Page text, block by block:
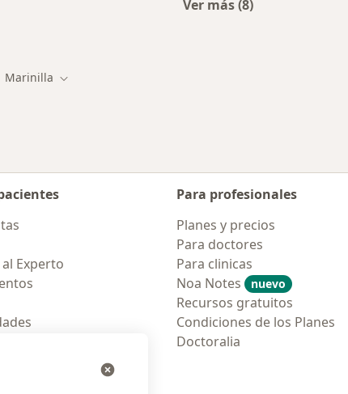
Ver más (8)
de ciudad
Marinilla Cambiar de ciudad
Experto
Para profesionales
Planes y precios
Para doctores
Para clinicas
Noa Notes
nuevo
Recursos gratuitos
Condiciones de los Planes
Doctoralia